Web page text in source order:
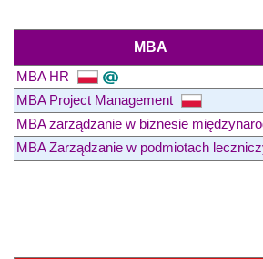
MBA
MBA HR
MBA Project Management
MBA zarządzanie w biznesie
MBA Zarządzanie w podmiotach